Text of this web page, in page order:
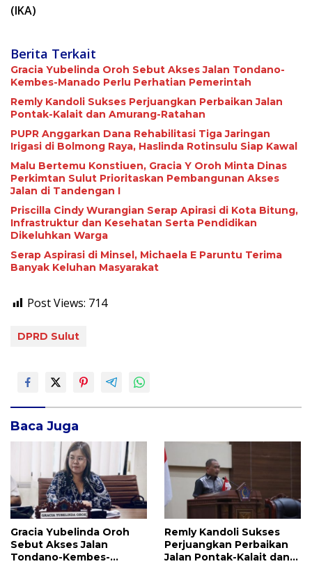
(IKA)
Berita Terkait
Gracia Yubelinda Oroh Sebut Akses Jalan Tondano-
Kembes-Manado Perlu Perhatian Pemerintah
Remly Kandoli Sukses Perjuangkan Perbaikan Jalan
Pontak-Kalait dan Amurang-Ratahan
PUPR Anggarkan Dana Rehabilitasi Tiga Jaringan
Irigasi di Bolmong Raya, Haslinda Rotinsulu Siap Kawal
Malu Bertemu Konstiuen, Gracia Y Oroh Minta Dinas
Perkimtan Sulut Prioritaskan Pembangunan Akses
Jalan di Tandengan I
Priscilla Cindy Wurangian Serap Apirasi di Kota Bitung,
Infrastruktur dan Kesehatan Serta Pendidikan
Dikeluhkan Warga
Serap Aspirasi di Minsel, Michaela E Paruntu Terima
Banyak Keluhan Masyarakat
Post Views: 714
DPRD Sulut
Baca Juga
Gracia Yubelinda Oroh
Sebut Akses Jalan
Tondano-Kembes-
Remly Kandoli Sukses
Perjuangkan Perbaikan
Jalan Pontak-Kalait dan